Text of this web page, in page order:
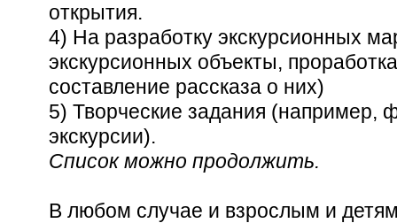
открытия.
4) На разработку экскурсионных
экскурсионных объекты,
составление рассказа о них)
5) Творческие задания (например,
экскурсии).
Список можно продолжить.
В любом случае и взрослым и